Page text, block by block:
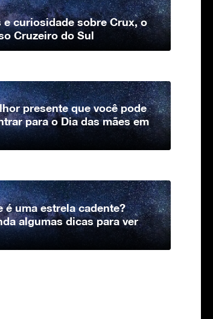
e curiosidade sobre Crux, o
Cruzeiro do Sul
presente que você pode
para o Dia das mães em
é uma estrela cadente?
algumas dicas para ver